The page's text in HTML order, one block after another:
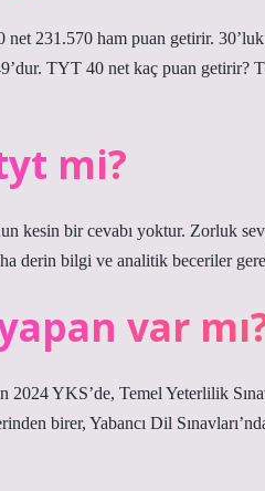
231.570 ham puan getirir.
TYT 40 net kaç puan
mi?
kesin bir cevabı yoktur. Zorluk
derin bilgi ve analitik beceriler
var
2024 YKS’de, Temel Yeterlilik
birer, Yabancı Dil